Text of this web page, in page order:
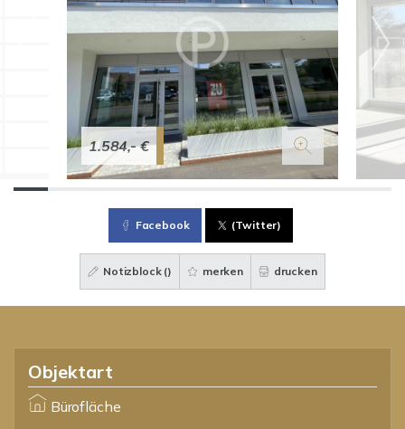
1.584,- €
Facebook (Twitter)
Notizblock () merken drucken
Objektart
Bürofläche